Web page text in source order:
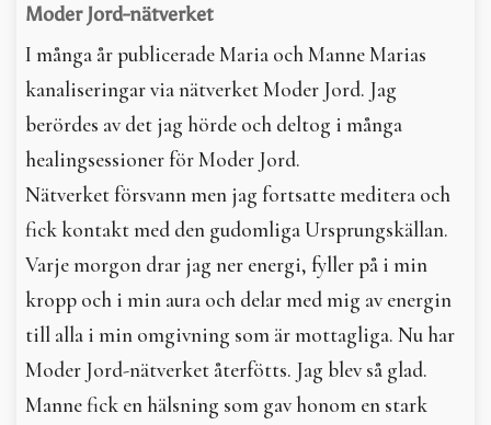
Moder Jord-nätverket
I många år publicerade Maria och Manne Marias
kanaliseringar via nätverket Moder Jord. Jag
berördes av det jag hörde och deltog i många
healingsessioner för Moder Jord.
Nätverket försvann men jag fortsatte meditera och
fick kontakt med den gudomliga Ursprungskällan.
Varje morgon drar jag ner energi, fyller på i min
kropp och i min aura och delar med mig av energin
till alla i min omgivning som är mottagliga. Nu har
Moder Jord-nätverket återfötts. Jag blev så glad.
Manne fick en hälsning som gav honom en stark